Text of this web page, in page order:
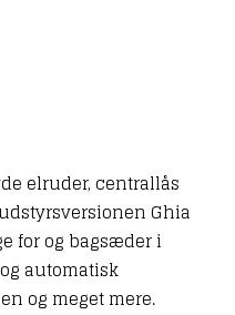
af plads. Man
den fra ”uden
alt”. CL var
rugbrødsmotor
for
elruder, centrallås
Ghia
for og bagsæder i
automatisk
og meget mere.